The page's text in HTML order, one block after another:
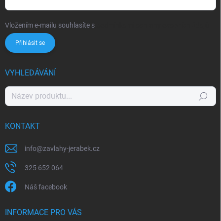
Vložením e-mailu souhlasíte s
Přihlásit se
VYHLEDÁVÁNÍ
Hledat
KONTAKT
info@zavlahy-jerabek.cz
325 652 064
Náš facebook
INFORMACE PRO VÁS